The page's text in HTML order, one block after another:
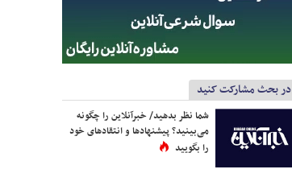
در بحث مشارکت کنید
شما نظر بدهید/ خبرآنلاین را چگونه
می‌بینید؟ پیشنهادها و انتقادهای خود
را بگویید